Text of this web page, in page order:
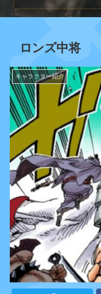
ロンズ中将
キャラクター紹介